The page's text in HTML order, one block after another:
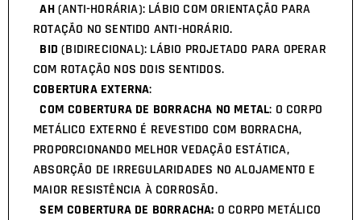
AH(ANTI-HORÁRIA): LÁBIO COM ORIENTAÇÃO PARA
ROTAÇÃO NO SENTIDO ANTI-HORÁRIO.
BID (BIDIRECIONAL): LÁBIO PROJETADO PARA OPERAR
COM ROTAÇÃO NOS DOIS SENTIDOS.
COBERTURA EXTERNA:
COM COBERTURA DE BORRACHA NO METAL: O CORPO
METÁLICO EXTERNO É REVESTIDO COM BORRACHA,
PROPORCIONANDO MELHOR VEDAÇÃO ESTÁTICA,
ABSORÇÃO DE IRREGULARIDADES NO ALOJAMENTO E
MAIOR RESISTÊNCIA À CORROSÃO.
SEM COBERTURA DE BORRACHA: O CORPO METÁLICO